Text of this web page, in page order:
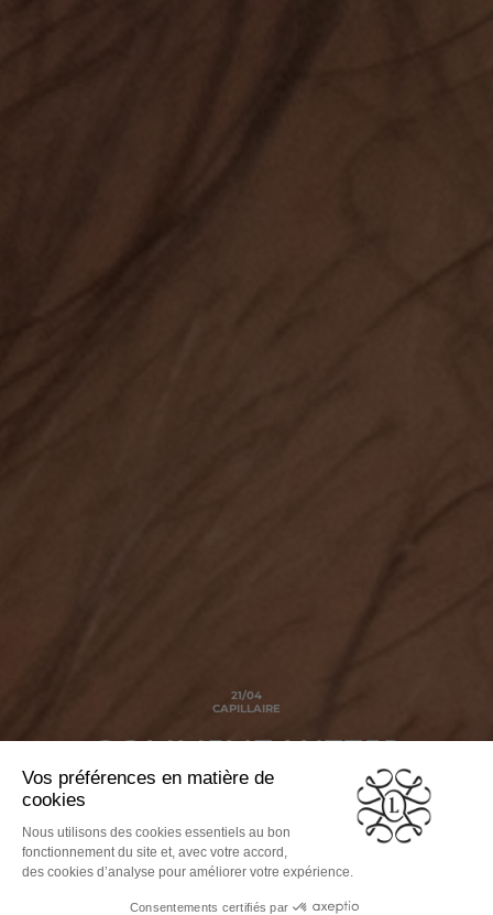
21/04
CAPILLAIRE
COMMENT LUTTER
CONTRE LA CALVITIE ?
Phénomène majoritairement masculin, la calvitie se
commence en général par le front et le sommet du crâne.